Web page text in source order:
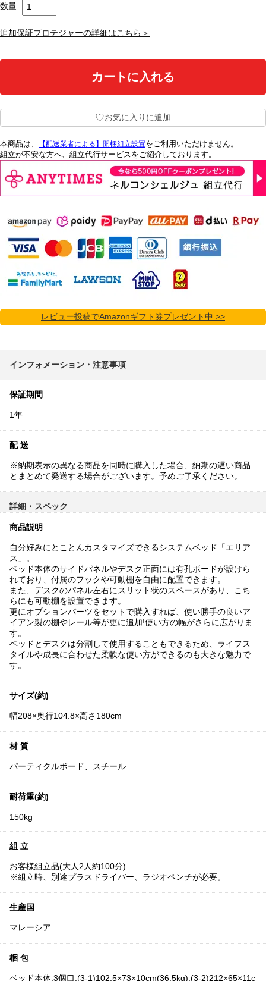
数量
追加保証プロテジャーの詳細はこちら＞
♡お気に入りに追加
本商品は、 【配送業者による】開梱組立設置をご利用いただけません。
組立が不安な方へ、組立代行サービスをご紹介しております。
レビュー投稿でAmazonギフト券プレゼント中 >>
インフォメーション・注意事項
保証期間
1年
配 送
※納期表示の異なる商品を同時に購入した場合、納期の遅い商品
とまとめて発送する場合がございます。予めご了承ください。
詳細・スペック
商品説明
自分好みにとことんカスタマイズできるシステムベッド「エリア
ス」。
ベッド本体のサイドパネルやデスク正面には有孔ボードが設けら
れており、付属のフックや可動棚を自由に配置できます。
また、デスクのパネル左右にスリット状のスペースがあり、こち
らにも可動棚を設置できます。
更にオプションパーツをセットで購入すれば、使い勝手の良いア
イアン製の棚やレール等が更に追加!使い方の幅がさらに広がりま
す。
ベッドとデスクは分割して使用することもできるため、ライフス
タイルや成長に合わせた柔軟な使い方ができるのも大きな魅力で
す。
サイズ(約)
幅208×奥行104.8×高さ180cm
材 質
パーティクルボード、スチール
耐荷重(約)
150kg
組 立
お客様組立品(大人2人約100分)
※組立時、別途プラスドライバー、ラジオペンチが必要。
生産国
マレーシア
梱 包
ベッド本体:3個口:(3-1)102.5×73×10cm(36.5kg),(3-2)212×65×11c